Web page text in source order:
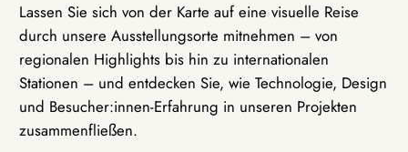
Lassen Sie sich von der Karte auf eine visuelle Reise
durch unsere Ausstellungsorte mitnehmen – von
regionalen Highlights bis hin zu internationalen
Stationen – und entdecken Sie, wie Technologie, Design
und Besucher:innen-Erfahrung in unseren Projekten
zusammenfließen.